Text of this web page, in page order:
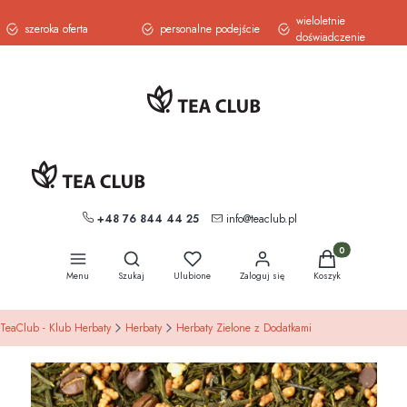
szeroka oferta personalne podejście
wieloletnie
doświadczenie
+48 76 844 44 25 info@teaclub.pl
Menu
Otwórz wyszukiwarkę
Szukaj Ulubione Zaloguj się
Produkty w
Koszyk
TeaClub - Klub Herbaty Herbaty Herbaty Zielone z Dodatkami